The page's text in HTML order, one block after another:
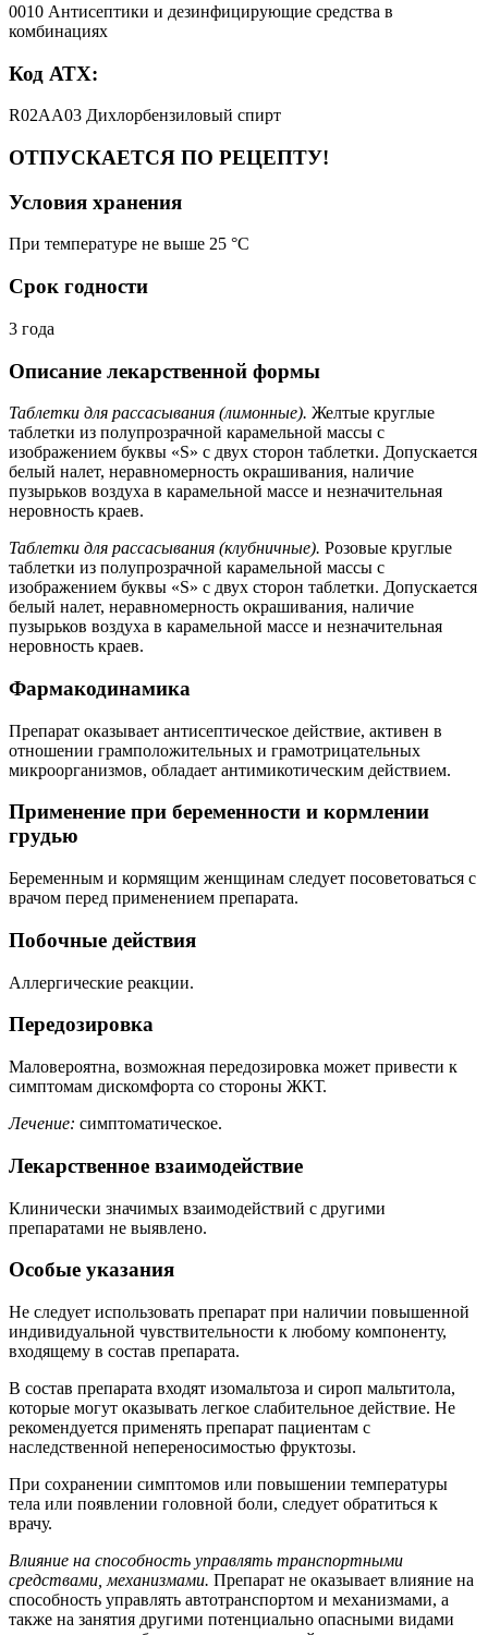
0010 Антисептики и дезинфицирующие средства в
комбинациях
Код АТХ:
R02AA03 Дихлорбензиловый спирт
ОТПУСКАЕТСЯ ПО РЕЦЕПТУ!
Условия хранения
При температуре не выше 25 °C
Срок годности
3 года
Описание лекарственной формы
Таблетки для рассасывания (лимонные). Желтые круглые
таблетки из полупрозрачной карамельной массы с
изображением буквы «S» с двух сторон таблетки. Допускается
белый налет, неравномерность окрашивания, наличие
пузырьков воздуха в карамельной массе и незначительная
неровность краев.
Таблетки для рассасывания (клубничные). Розовые круглые
таблетки из полупрозрачной карамельной массы с
изображением буквы «S» с двух сторон таблетки. Допускается
белый налет, неравномерность окрашивания, наличие
пузырьков воздуха в карамельной массе и незначительная
неровность краев.
Фармакодинамика
Препарат оказывает антисептическое действие, активен в
отношении грамположительных и грамотрицательных
микроорганизмов, обладает антимикотическим действием.
Применение при беременности и кормлении
грудью
Беременным и кормящим женщинам следует посоветоваться с
врачом перед применением препарата.
Побочные действия
Аллергические реакции.
Передозировка
Маловероятна, возможная передозировка может привести к
симптомам дискомфорта со стороны ЖКТ.
Лечение: симптоматическое.
Лекарственное взаимодействие
Клинически значимых взаимодействий с другими
препаратами не выявлено.
Особые указания
Не следует использовать препарат при наличии повышенной
индивидуальной чувствительности к любому компоненту,
входящему в состав препарата.
В состав препарата входят изомальтоза и сироп мальтитола,
которые могут оказывать легкое слабительное действие. Не
рекомендуется применять препарат пациентам с
наследственной непереносимостью фруктозы.
При сохранении симптомов или повышении температуры
тела или появлении головной боли, следует обратиться к
врачу.
Влияние на способность управлять транспортными
средствами, механизмами. Препарат не оказывает влияние на
способность управлять автотранспортом и механизмами, а
также на занятия другими потенциально опасными видами